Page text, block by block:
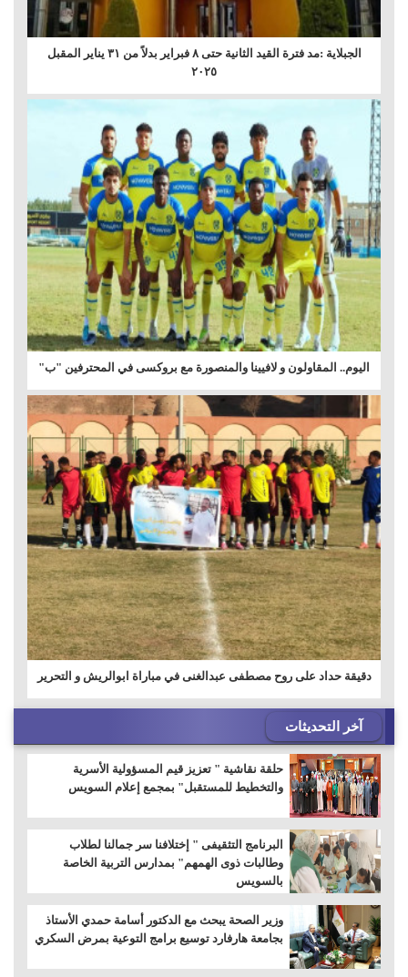
الجبلاية :مد فترة القيد الثانية حتى ٨ فبراير بدلاً من ٣١ يناير المقبل
٢٠٢٥
اليوم.. المقاولون و لافيينا والمنصورة مع بروكسى في المحترفين "ب"
دقيقة حداد على روح مصطفى عبدالغنى في مباراة ابوالريش و التحرير
آخر التحديثات
حلقة نقاشية " تعزيز قيم المسؤولية الأسرية
والتخطيط للمستقبل" بمجمع إعلام السويس
البرنامج التثقيفى " إختلافنا سر جمالنا لطلاب
وطالبات ذوى الهمهم" بمدارس التربية الخاصة
بالسويس
وزير الصحة يبحث مع الدكتور أسامة حمدي الأستاذ
بجامعة هارفارد توسيع برامج التوعية بمرض السكري